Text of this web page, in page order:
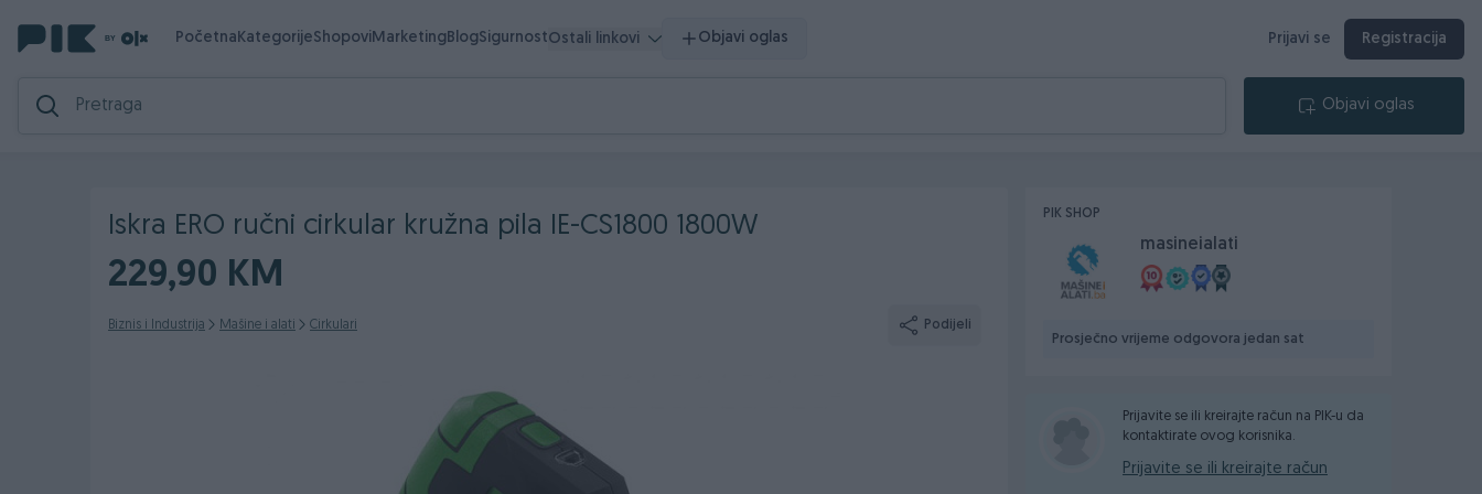
PočetnaKategorijeShopoviMarketingBlogSigurnostOstali linkovi Objavi oglas Prijavi se Registracija
Objavi oglas
Iskra ERO ručni cirkular kružna pila IE-CS1800 1800W
229,90 KM
Biznis i Industrija Mašine i alati Cirkulari Podijeli
PIK SHOP
masineialati
Prosječno vrijeme odgovora jedan sat
Prijavite se ili kreirajte račun na PIK-u da
kontaktirate ovog korisnika.
Prijavite se ili kreirajte račun